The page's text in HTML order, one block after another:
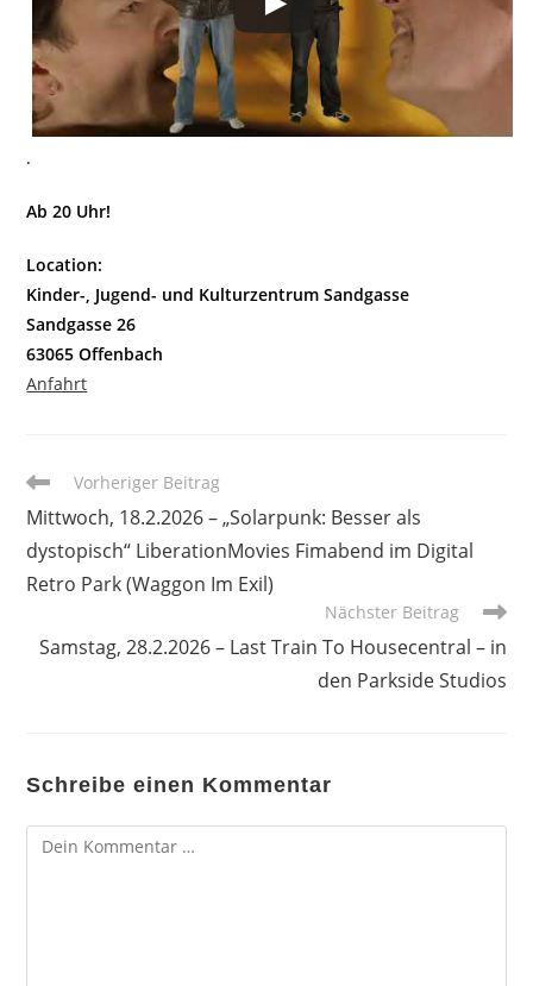
.
Ab 20 Uhr!
Location:
Kinder-, Jugend- und Kulturzentrum Sandgasse
Sandgasse 26
63065 Offenbach
Anfahrt
Weitere
ansehen
Vorheriger Beitrag
Mittwoch, 18.2.2026 – „Solarpunk: Besser als
dystopisch“ LiberationMovies Fimabend im Digital
Retro Park (Waggon Im Exil)
Nächster Beitrag
Samstag, 28.2.2026 – Last Train To Housecentral – in
den Parkside Studios
Schreibe einen Kommentar
Kommentar